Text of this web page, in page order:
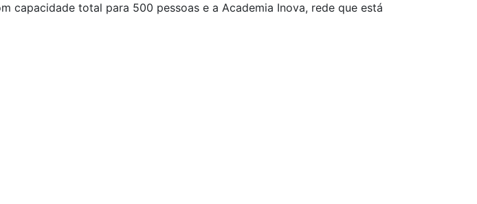
capacidade total para 500 pessoas e a Academia Inova, rede que está